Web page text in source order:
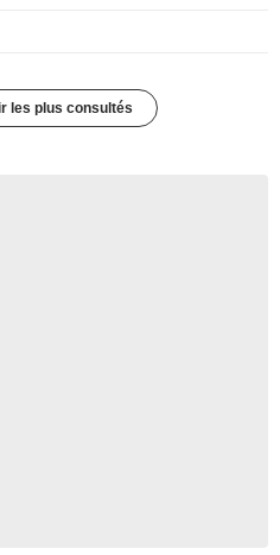
les plus consultés